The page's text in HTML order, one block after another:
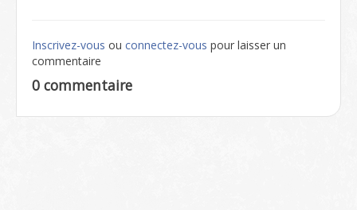
Inscrivez-vous ou connectez-vous pour laisser un
commentaire
0 commentaire